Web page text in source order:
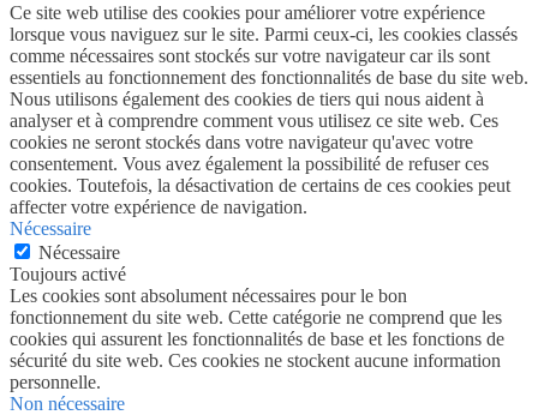
Ce site web utilise des cookies pour améliorer votre expérience
lorsque vous naviguez sur le site. Parmi ceux-ci, les cookies classés
comme nécessaires sont stockés sur votre navigateur car ils sont
essentiels au fonctionnement des fonctionnalités de base du site web.
Nous utilisons également des cookies de tiers qui nous aident à
analyser et à comprendre comment vous utilisez ce site web. Ces
cookies ne seront stockés dans votre navigateur qu'avec votre
consentement. Vous avez également la possibilité de refuser ces
cookies. Toutefois, la désactivation de certains de ces cookies peut
affecter votre expérience de navigation.
Nécessaire
Nécessaire
Toujours activé
Les cookies sont absolument nécessaires pour le bon
fonctionnement du site web. Cette catégorie ne comprend que les
cookies qui assurent les fonctionnalités de base et les fonctions de
sécurité du site web. Ces cookies ne stockent aucune information
personnelle.
Non nécessaire